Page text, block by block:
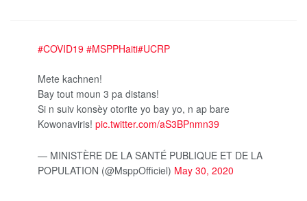
#COVID19 #MSPPHaiti#UCRP
Mete kachnen!
Bay tout moun 3 pa distans!
Si n suiv konsèy otorite yo bay yo, n ap bare
Kowonaviris! pic.twitter.com/aS3BPnmn39
— MINISTÈRE DE LA SANTÉ PUBLIQUE ET DE LA
POPULATION (@MsppOfficiel) May 30, 2020